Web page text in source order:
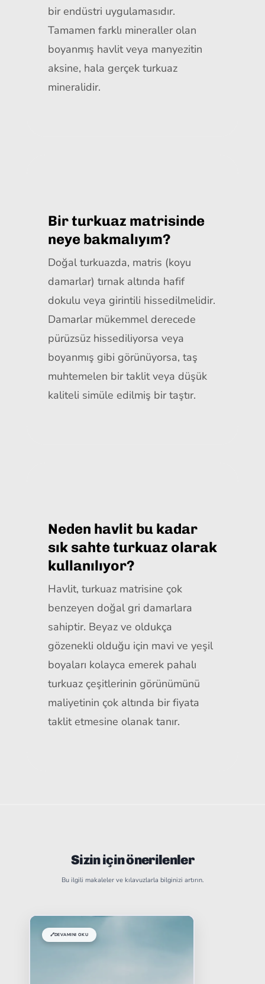
bir endüstri uygulamasıdır.
Tamamen farklı mineraller olan
boyanmış havlit veya manyezitin
aksine, hala gerçek turkuaz
mineralidir.
Bir turkuaz matrisinde
neye bakmalıyım?
Doğal turkuazda, matris (koyu
damarlar) tırnak altında hafif
dokulu veya girintili hissedilmelidir.
Damarlar mükemmel derecede
pürüzsüz hissediliyorsa veya
boyanmış gibi görünüyorsa, taş
muhtemelen bir taklit veya düşük
kaliteli simüle edilmiş bir taştır.
Neden havlit bu kadar
sık sahte turkuaz olarak
kullanılıyor?
Havlit, turkuaz matrisine çok
benzeyen doğal gri damarlara
sahiptir. Beyaz ve oldukça
gözenekli olduğu için mavi ve yeşil
boyaları kolayca emerek pahalı
turkuaz çeşitlerinin görünümünü
maliyetinin çok altında bir fiyata
taklit etmesine olanak tanır.
Sizin için önerilenler
Bu ilgili makaleler ve kılavuzlarla bilginizi artırın.
🔗DEVAMINI OKU